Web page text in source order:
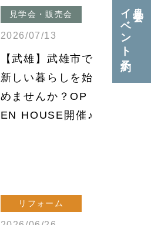
見学会・販売会
2026/07/13
【武雄】武雄市で
新しい暮らしを始
めませんか？OP
EN HOUSE開催♪
リフォーム
イベント予約